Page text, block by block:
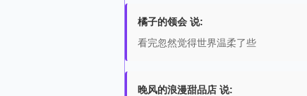
橘子的领会 说:
看完忽然觉得世界温柔了些
晚风的浪漫甜品店 说: